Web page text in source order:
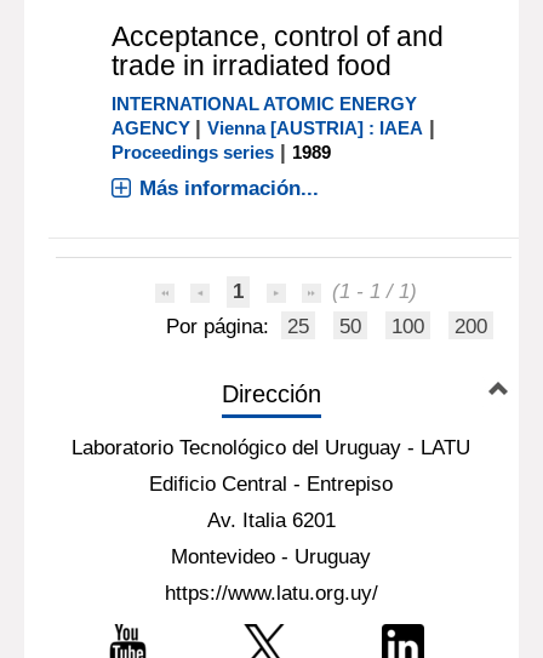
Acceptance, control of and
trade in irradiated food
INTERNATIONAL ATOMIC ENERGY
AGENCY |Vienna [AUSTRIA] : IAEA |
Proceedings series | 1989
Más información...
1
(1 - 1 / 1)
Por página:
25 50 100 200
Dirección
Laboratorio Tecnológico del Uruguay - LATU
Edificio Central - Entrepiso
Av. Italia 6201
Montevideo - Uruguay
https://www.latu.org.uy/